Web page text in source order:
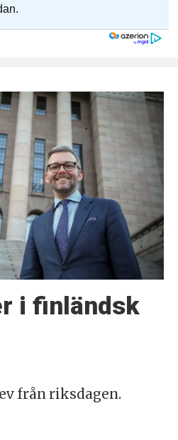
i finländsk
från riksdagen.